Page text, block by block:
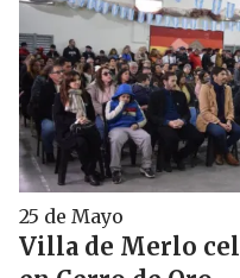
25 de Mayo
Villa de Merlo